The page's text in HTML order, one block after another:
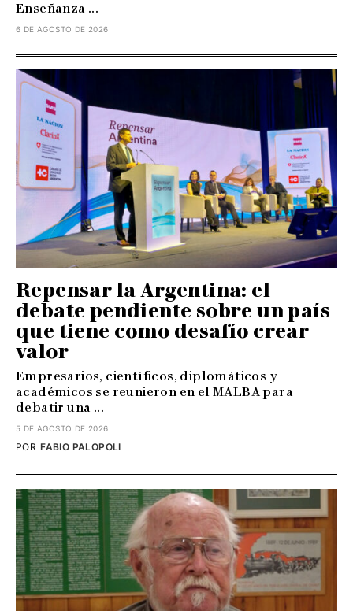
Enseñanza ...
6 DE AGOSTO DE 2026
Repensar la Argentina: el
debate pendiente sobre un país
que tiene como desafío crear
valor
Empresarios, científicos, diplomáticos y
académicos se reunieron en el MALBA para
debatir una ...
5 DE AGOSTO DE 2026
FABIO PALOPOLI
POR